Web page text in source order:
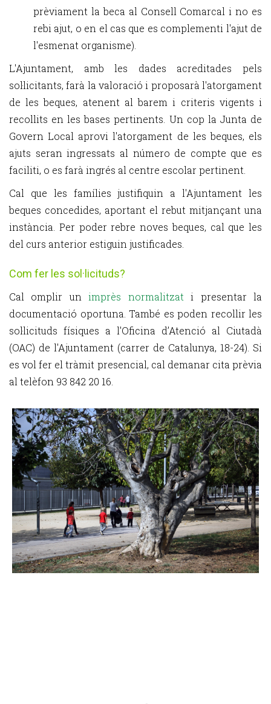
prèviament la beca al Consell Comarcal i no es
rebi ajut, o en el cas que es complementi l'ajut de
l'esmenat organisme).
L'Ajuntament, amb les dades acreditades pels
sol·licitants, farà la valoració i proposarà l'atorgament
de les beques, atenent al barem i criteris vigents i
recollits en les bases pertinents. Un cop la Junta de
Govern Local aprovi l'atorgament de les beques, els
ajuts seran ingressats al número de compte que es
faciliti, o es farà ingrés al centre escolar pertinent.
Cal que les famílies justifiquin a l'Ajuntament les
beques concedides, aportant el rebut mitjançant una
instància. Per poder rebre noves beques, cal que les
del curs anterior estiguin justificades.
Com fer les sol·licituds?
Cal omplir unimprès normalitzat i presentar la
documentació oportuna. També es poden recollir les
sol·licituds físiques a l'Oficina d’Atenció al Ciutadà
(OAC) de l'Ajuntament (carrer de Catalunya, 18-24). Si
es vol fer el tràmit presencial, cal demanar cita prèvia
al telèfon 93 842 20 16.